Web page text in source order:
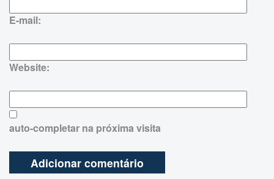
E-mail:
Website:
auto-completar na próxima visita